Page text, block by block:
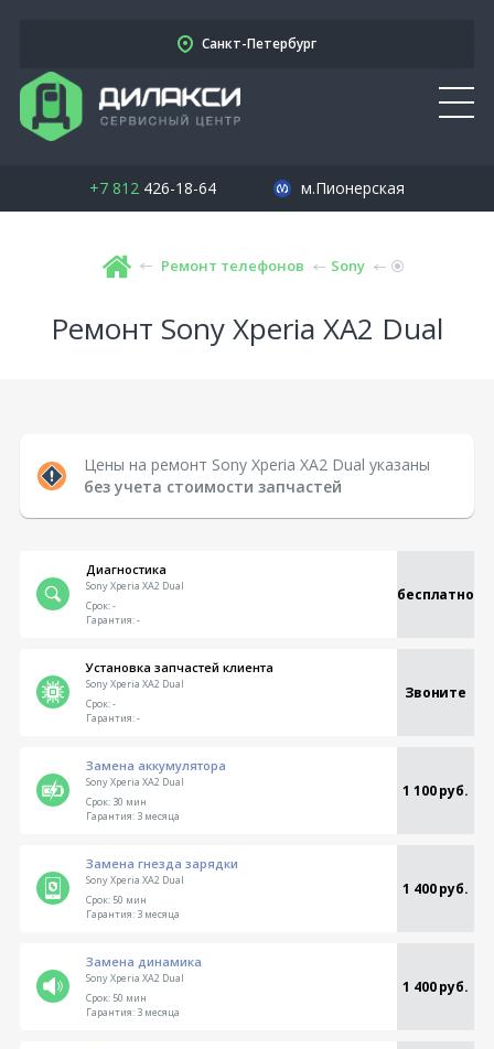
Санкт-Петербург
+7 812426-18-64 м.Пионерская
Ремонт телефонов Sony
Ремонт Sony Xperia XA2 Dual
Цены на ремонт Sony Xperia XA2 Dual указаны
без учета стоимости запчастей
Диагностика
Sony Xperia XA2 Dual бесплатно
Срок:-
Гарантия:-
Установка запчастей клиента
Sony Xperia XA2 Dual Звоните
Срок:-
Гарантия:-
Замена аккумулятора
Sony Xperia XA2 Dual 1 100 руб.
Срок:30 мин
Гарантия:3 месяца
Замена гнезда зарядки
Sony Xperia XA2 Dual 1 400 руб.
Срок:50 мин
Гарантия:3 месяца
Замена динамика
Sony Xperia XA2 Dual 1 400 руб.
Срок:50 мин
Гарантия:3 месяца